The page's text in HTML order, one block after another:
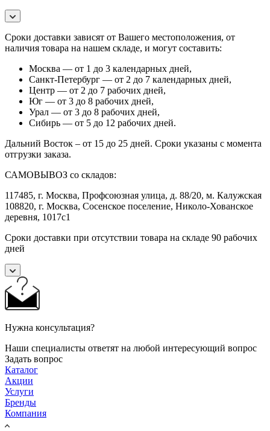
Сроки доставки зависят от Вашего местоположения, от
наличия товара на нашем складе, и могут составить:
Москва — от 1 до 3 календарных дней,
Санкт-Петербург — от 2 до 7 календарных дней,
Центр — от 2 до 7 рабочих дней,
Юг — от 3 до 8 рабочих дней,
Урал — от 3 до 8 рабочих дней,
Сибирь — от 5 до 12 рабочих дней.
Дальний Восток – от 15 до 25 дней. Сроки указаны с момента
отгрузки заказа.
САМОВЫВОЗ со складов:
117485, г. Москва, Профсоюзная улица, д. 88/20, м. Калужская
108820, г. Москва, Сосенское поселение, Николо-Хованское
деревня, 1017с1
Сроки доставки при отсутствии товара на складе 90 рабочих
дней
Нужна консультация?
Наши специалисты ответят на любой интересующий вопрос
Задать вопрос
Каталог
Акции
Услуги
Бренды
Компания